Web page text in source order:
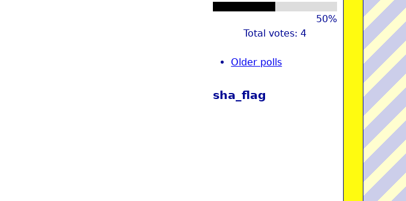
50%
Total votes: 4
Older polls
sha_flag